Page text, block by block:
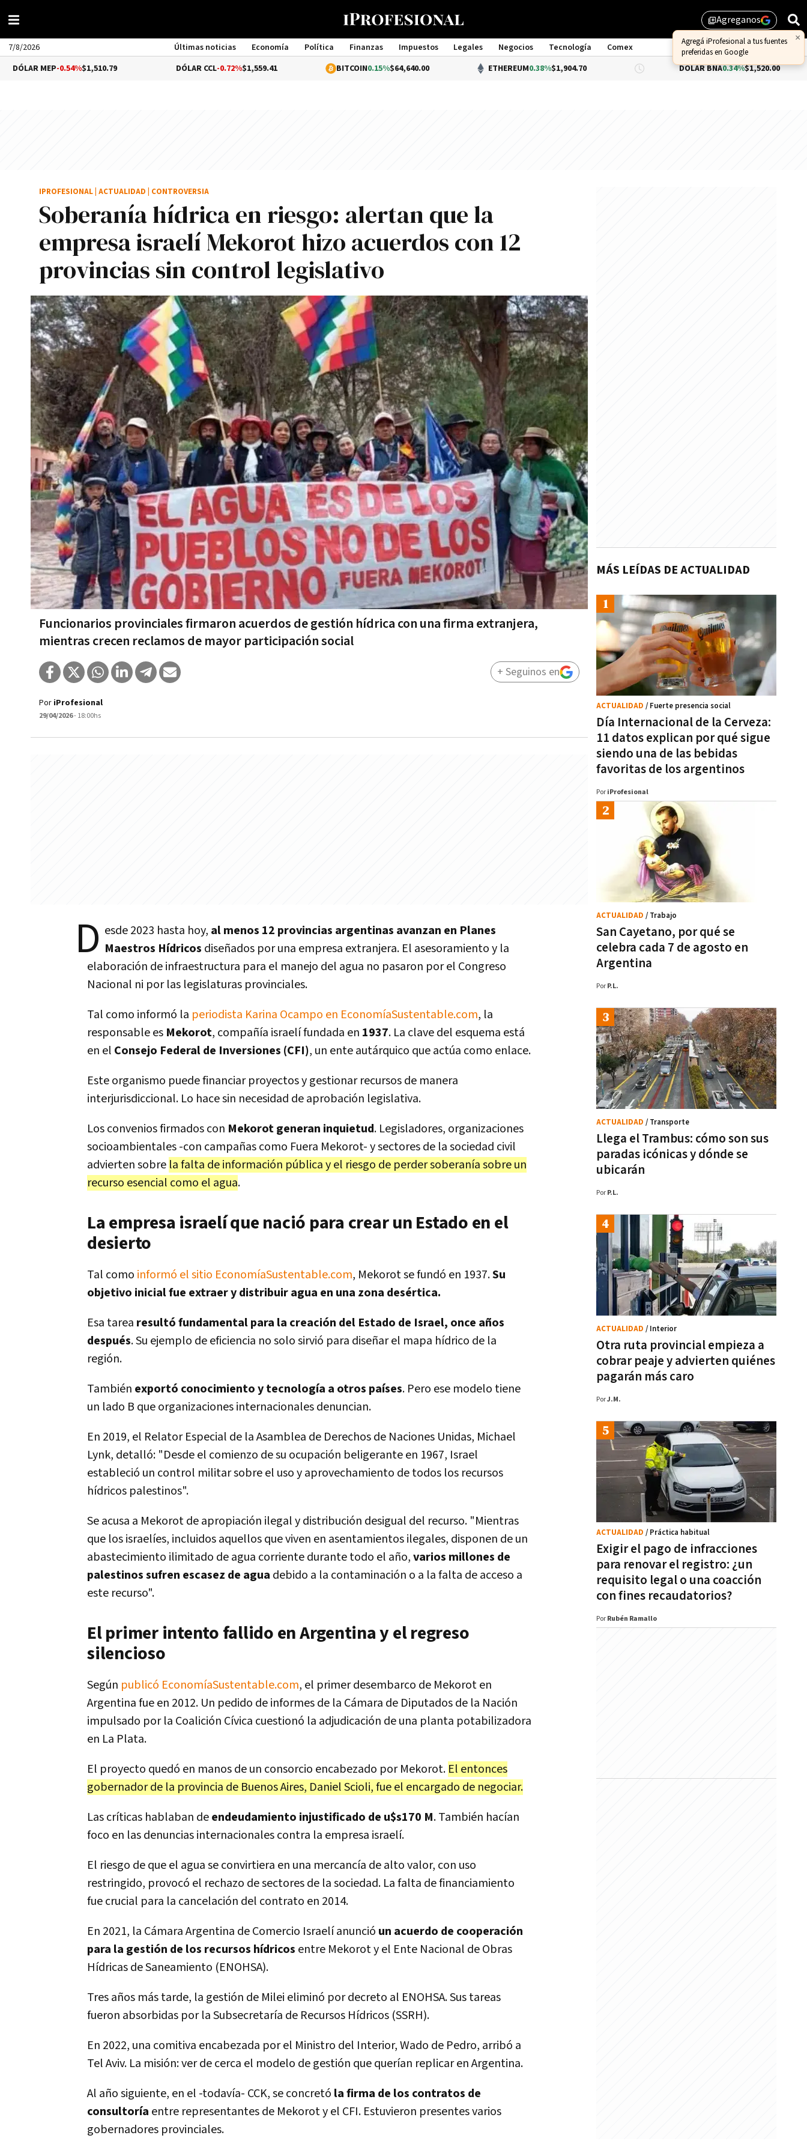
library_addAgreganos
×
Agregá iProfesional a tus fuentes
preferidas en Google
7/8/2026 Últimas noticias Economía Política Finanzas Impuestos Legales Negocios Tecnología
Comex
Management
-0.54%$1,510.79 -0.72%$1,559.41 0.15%$64,640.00 ETHEREUM0.38%$1,904.70 DÓLAR BNA0.34%$1,520.00
Soberanía hídrica en riesgo: alertan que la
empresa israelí Mekorot hizo acuerdos con 12
provincias sin control legislativo
Funcionarios provinciales firmaron acuerdos de gestión hídrica con una firma extranjera,
mientras crecen reclamos de mayor participación social
IPROFESIONAL ACTUALIDAD CONTROVERSIA
Por iProfesional
29/04/2026- 18:00hs
+ Seguinos en
D esde 2023 hasta hoy, al menos 12 provincias argentinas avanzan en Planes
Maestros Hídricos diseñados por una empresa extranjera. El asesoramiento y la
elaboración de infraestructura para el manejo del agua no pasaron por el Congreso
Nacional ni por las legislaturas provinciales.
Tal como informó la periodista Karina Ocampo en EconomíaSustentable.com, la
responsable es Mekorot, compañía israelí fundada en 1937. La clave del esquema está
en el Consejo Federal de Inversiones (CFI), un ente autárquico que actúa como enlace.
Este organismo puede financiar proyectos y gestionar recursos de manera
interjurisdiccional. Lo hace sin necesidad de aprobación legislativa.
Los convenios firmados con Mekorot generan inquietud. Legisladores, organizaciones
socioambientales -con campañas como Fuera Mekorot- y sectores de la sociedad civil
advierten sobre la falta de información pública y el riesgo de perder soberanía sobre un
recurso esencial como el agua.
La empresa israelí que nació para crear un Estado en el
desierto
Tal como informó el sitio EconomíaSustentable.com, Mekorot se fundó en 1937.Su
objetivo inicial fue extraer y distribuir agua en una zona desértica.
Esa tarea resultó fundamental para la creación del Estado de Israel, once años
después. Su ejemplo de eficiencia no solo sirvió para diseñar el mapa hídrico de la
región.
También exportó conocimiento y tecnología a otros países. Pero ese modelo tiene
un lado B que organizaciones internacionales denuncian.
En 2019, el Relator Especial de la Asamblea de Derechos de Naciones Unidas, Michael
Lynk, detalló: "Desde el comienzo de su ocupación beligerante en 1967, Israel
estableció un control militar sobre el uso y aprovechamiento de todos los recursos
hídricos palestinos".
Se acusa a Mekorot de apropiación ilegal y distribución desigual del recurso. "Mientras
que los israelíes, incluidos aquellos que viven en asentamientos ilegales, disponen de un
abastecimiento ilimitado de agua corriente durante todo el año,varios millones de
palestinos sufren escasez de agua debido a la contaminación o a la falta de acceso a
este recurso".
El primer intento fallido en Argentina y el regreso
silencioso
Según publicó EconomíaSustentable.com, el primer desembarco de Mekorot en
Argentina fue en 2012. Un pedido de informes de la Cámara de Diputados de la Nación
impulsado por la Coalición Cívica cuestionó la adjudicación de una planta potabilizadora
en La Plata.
El proyecto quedó en manos de un consorcio encabezado por Mekorot. El entonces
gobernador de la provincia de Buenos Aires, Daniel Scioli, fue el encargado de negociar.
Las críticas hablaban deendeudamiento injustificado de u$s170 M. También hacían
foco en las denuncias internacionales contra la empresa israelí.
El riesgo de que el agua se convirtiera en una mercancía de alto valor, con uso
restringido, provocó el rechazo de sectores de la sociedad. La falta de financiamiento
fue crucial para la cancelación del contrato en 2014.
En 2021, la Cámara Argentina de Comercio Israelí anunció un acuerdo de cooperación
para la gestión de los recursos hídricos entre Mekorot y el Ente Nacional de Obras
Hídricas de Saneamiento (ENOHSA).
Tres años más tarde, la gestión de Milei eliminó por decreto al ENOHSA. Sus tareas
fueron absorbidas por la Subsecretaría de Recursos Hídricos (SSRH).
En 2022, una comitiva encabezada por el Ministro del Interior, Wado de Pedro, arribó a
Tel Aviv. La misión: ver de cerca el modelo de gestión que querían replicar en Argentina.
Al año siguiente, en el -todavía- CCK, se concretó la firma de los contratos de
consultoría entre representantes de Mekorot y el CFI. Estuvieron presentes varios
gobernadores provinciales.
MÁS LEÍDAS DE ACTUALIDAD
Día Internacional de la Cerveza:
11 datos explican por qué sigue
siendo una de las bebidas
favoritas de los argentinos
ACTUALIDAD / Fuerte presencia social
Por iProfesional
San Cayetano, por qué se
celebra cada 7 de agosto en
Argentina
ACTUALIDAD / Trabajo
Por P.L.
Llega el Trambus: cómo son sus
paradas icónicas y dónde se
ubicarán
ACTUALIDAD / Transporte
Por P.L.
Otra ruta provincial empieza a
cobrar peaje y advierten quiénes
pagarán más caro
ACTUALIDAD / Interior
PorJ.M.
Exigir el pago de infracciones
para renovar el registro: ¿un
requisito legal o una coacción
con fines recaudatorios?
ACTUALIDAD / Práctica habitual
Por Rubén Ramallo